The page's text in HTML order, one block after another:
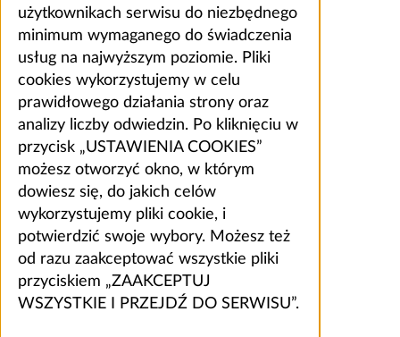
użytkownikach serwisu do niezbędnego
minimum wymaganego do świadczenia
usług na najwyższym poziomie. Pliki
cookies wykorzystujemy w celu
prawidłowego działania strony oraz
analizy liczby odwiedzin. Po kliknięciu w
przycisk „USTAWIENIA COOKIES”
możesz otworzyć okno, w którym
dowiesz się, do jakich celów
wykorzystujemy pliki cookie, i
potwierdzić swoje wybory. Możesz też
od razu zaakceptować wszystkie pliki
przyciskiem „ZAAKCEPTUJ
WSZYSTKIE I PRZEJDŹ DO SERWISU”.